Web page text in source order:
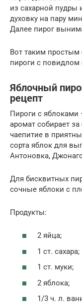
из сахарной пудры
духовку на пару
Далее пирог
Вот таким
пироги с повидлом
Яблочный
рецепт
Пироги с
аромат собирает
чаепитие в
сорта яблок для
Антоновка,
Для бисквитных
сочные яблоки с
Продукты:
2 яйца;
1 ст. сахара;
1 ст. муки;
2 яблока;
1/3 ч. л.